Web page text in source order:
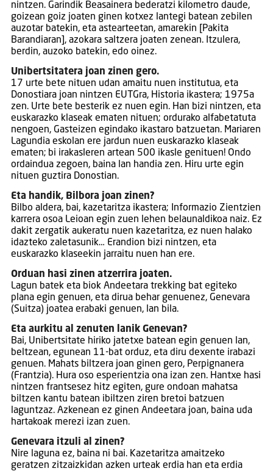
nintzen. Garindik Beasainera bederatzi kilometro daude,
goizean goiz joaten ginen kotxez lantegi batean zebilen
auzotar batekin, eta astearteetan, amarekin [Pakita
Barandiaran], azokara saltzera joaten zenean. Itzulera,
berdin, auzoko batekin, edo oinez.
Unibertsitatera joan zinen gero.
17 urte bete nituen udan amaitu nuen institutua, eta
Donostiara joan nintzen EUTGra, Historia ikastera; 1975a
zen. Urte bete besterik ez nuen egin. Han bizi nintzen, eta
euskarazko klaseak ematen nituen; ordurako alfabetatuta
nengoen, Gasteizen egindako ikastaro batzuetan. Mariaren
Lagundia eskolan ere jardun nuen euskarazko klaseak
ematen; bi irakasleren artean 500 ikasle genituen! Ondo
ordaindua zegoen, baina lan handia zen. Hiru urte egin
nituen guztira Donostian.
Eta handik, Bilbora joan zinen?
Bilbo aldera, bai, kazetaritza ikastera; Informazio Zientzien
karrera osoa Leioan egin zuen lehen belaunaldikoa naiz. Ez
dakit zergatik aukeratu nuen kazetaritza, ez nuen halako
idazteko zaletasunik… Erandion bizi nintzen, eta
euskarazko klaseekin jarraitu nuen han ere.
Orduan hasi zinen atzerrira joaten.
Lagun batek eta biok Andeetara trekking bat egiteko
plana egin genuen, eta dirua behar genuenez, Genevara
(Suitza) joatea erabaki genuen, lan bila.
Eta aurkitu al zenuten lanik Genevan?
Bai, Unibertsitate hiriko jatetxe batean egin genuen lan,
beltzean, egunean 11-bat orduz, eta diru dexente irabazi
genuen. Mahats biltzera joan ginen gero, Perpignanera
(Frantzia). Hura oso esperientzia ona izan zen. Hantxe hasi
nintzen frantsesez hitz egiten, gure ondoan mahatsa
biltzen kantu batean ibiltzen ziren bretoi batzuen
laguntzaz. Azkenean ez ginen Andeetara joan, baina uda
hartakoak merezi izan zuen.
Genevara itzuli al zinen?
Nire laguna ez, baina ni bai. Kazetaritza amaitzeko
geratzen zitzaizkidan azken urteak erdia han eta erdia